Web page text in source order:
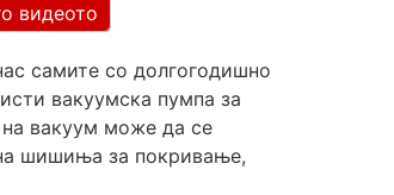
видеото
самите со долгогодишно
вакуумска пумпа за
вакуум може да се
шишиња за покривање,